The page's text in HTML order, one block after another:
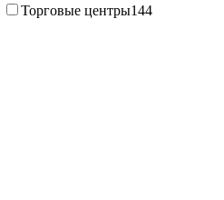
Торговые центры144